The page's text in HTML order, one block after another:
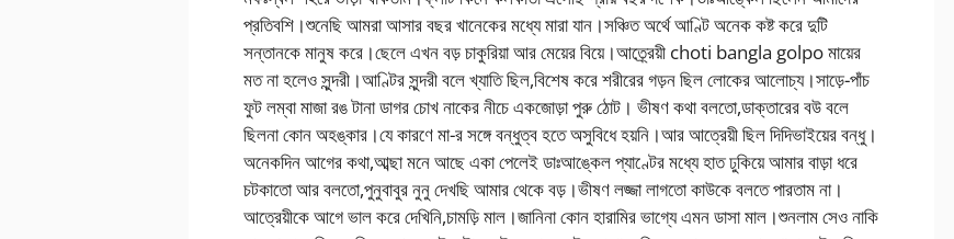
প্রতিবশি।শুনেছি আমরা আসার বছর খানেকের মধ্যে মারা যান।সঞ্চিত অর্থে আণ্টি অনেক কষ্ট করে দুটি
সন্তানকে মানুষ করে।ছেলে এখন বড় চাকুরিয়া আর মেয়ের বিয়ে।আত্র্রেয়ী choti bangla golpo মায়ের
মত না হলেও সুন্দরী।আণ্টির সুন্দরী বলে খ্যাতি ছিল,বিশেষ করে শরীরের গড়ন ছিল লোকের আলোচ্য।সাড়ে-পাঁচ
ফুট লম্বা মাজা রঙ টানা ডাগর চোখ নাকের নীচে একজোড়া পুরু ঠোট। ভীষণ কথা বলতো,ডাক্তারের বউ বলে
ছিলনা কোন অহঙ্কার।যে কারণে মা-র সঙ্গে বন্ধুত্ব হতে অসুবিধে হয়নি।আর আত্রেয়ী ছিল দিদিভাইয়ের বন্ধু।
অনেকদিন আগের কথা,আব্ছা মনে আছে একা পেলেই ডাঃআঙ্কেল প্যাণ্টের মধ্যে হাত ঢুকিয়ে আমার বাড়া ধরে
চটকাতো আর বলতো,পুনুবাবুর নুনু দেখছি আমার থেকে বড়।ভীষণ লজ্জা লাগতো কাউকে বলতে পারতাম না।
আত্রেয়ীকে আগে ভাল করে দেখিনি,চামড়ি মাল।জানিনা কোন হারামির ভাগ্যে এমন ডাসা মাল।শুনলাম সেও নাকি